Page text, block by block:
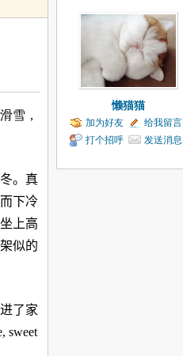
雪，
。 真
下冷
上高
似的
了家
sweet
懒猫猫
加为好友
给我留言
打个招呼
发送消息